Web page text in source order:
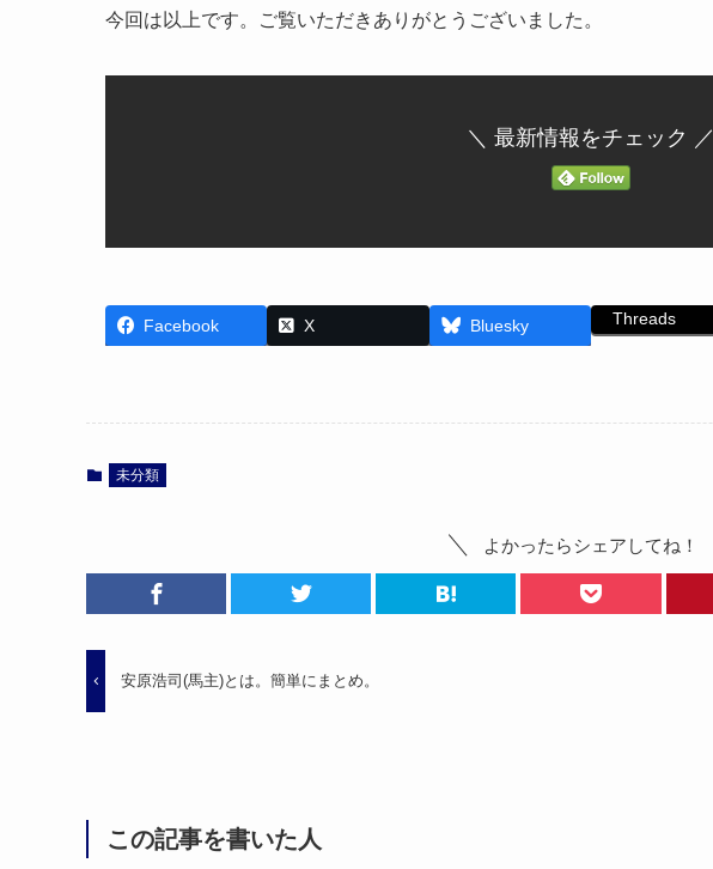
今回は以上です。ご覧いただきありがとうございました。
＼ 最新情報をチェック ／
Facebook X Bluesky Threads
未分類
よかったらシェアしてね！
安原浩司(馬主)とは。簡単にまとめ。
この記事を書いた人